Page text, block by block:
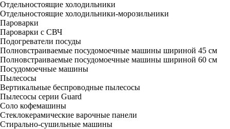
Отдельностоящие холодильники
Отдельностоящие холодильники-морозильники
Пароварки
Пароварки с СВЧ
Подогреватели посуды
Полновстраиваемые посудомоечные машины шириной 45 см
Полновстраиваемые посудомоечные машины шириной 60 см
Посудомоечные машины
Пылесосы
Вертикальные беспроводные пылесосы
Пылесосы серии Guard
Соло кофемашины
Стеклокерамические варочные панели
Стирально-сушильные машины